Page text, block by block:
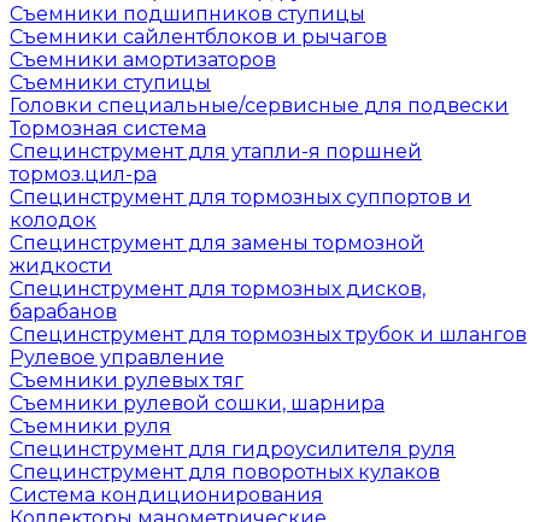
Съемники подшипников ступицы
Съемники сайлентблоков и рычагов
Съемники амортизаторов
Съемники ступицы
Головки специальные/сервисные для подвески
Тормозная система
Специнструмент для утапли-я поршней
тормоз.цил-ра
Специнструмент для тормозных суппортов и
колодок
Специнструмент для замены тормозной
жидкости
Специнструмент для тормозных дисков,
барабанов
Специнструмент для тормозных трубок и шлангов
Рулевое управление
Съемники рулевых тяг
Съемники рулевой сошки, шарнира
Съемники руля
Специнструмент для гидроусилителя руля
Специнструмент для поворотных кулаков
Система кондиционирования